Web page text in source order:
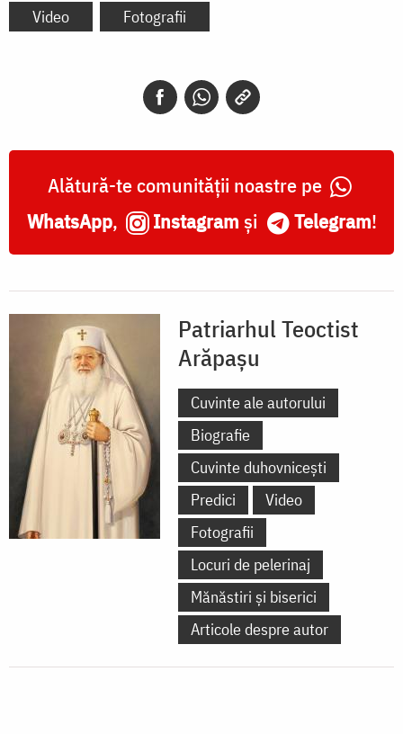
Video Fotografii
Alătură-te comunității noastre pe
WhatsApp, Instagram și Telegram!
Patriarhul Teoctist
Arăpașu
Cuvinte ale autorului
Biografie
Cuvinte duhovnicești
Predici
Video
Fotografii
Locuri de pelerinaj
Mănăstiri și biserici
Articole despre autor